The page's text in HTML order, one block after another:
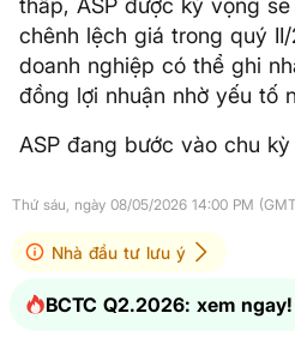
thấp, ASP được kỳ vọng
chênh lệch giá trong quý
doanh nghiệp có thể ghi
đồng lợi nhuận nhờ yếu tố
ASP đang bước vào chu
Thứ sáu, ngày 08/05/2026 14:00 PM
Nhà đầu tư lưu ý
BCTC Q2.2026: xem ngay!